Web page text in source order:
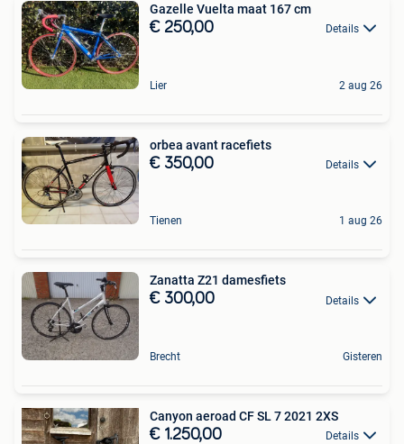
Gazelle Vuelta maat 167 cm
€ 250,00 Details
Lier 2 aug 26
orbea avant racefiets
€ 350,00 Details
Tienen 1 aug 26
Zanatta Z21 damesfiets
€ 300,00 Details
Brecht Gisteren
Canyon aeroad CF SL 7 2021 2XS
€ 1.250,00 Details